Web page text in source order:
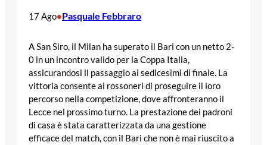
17 Ago•Pasquale Febbraro
A San Siro, il Milan ha superato il Bari con un netto 2-
0 in un incontro valido per la Coppa Italia,
assicurandosi il passaggio ai sedicesimi di finale. La
vittoria consente ai rossoneri di proseguire il loro
percorso nella competizione, dove affronteranno il
Lecce nel prossimo turno. La prestazione dei padroni
di casa è stata caratterizzata da una gestione
efficace del match, con il Bari che non è mai riuscito a